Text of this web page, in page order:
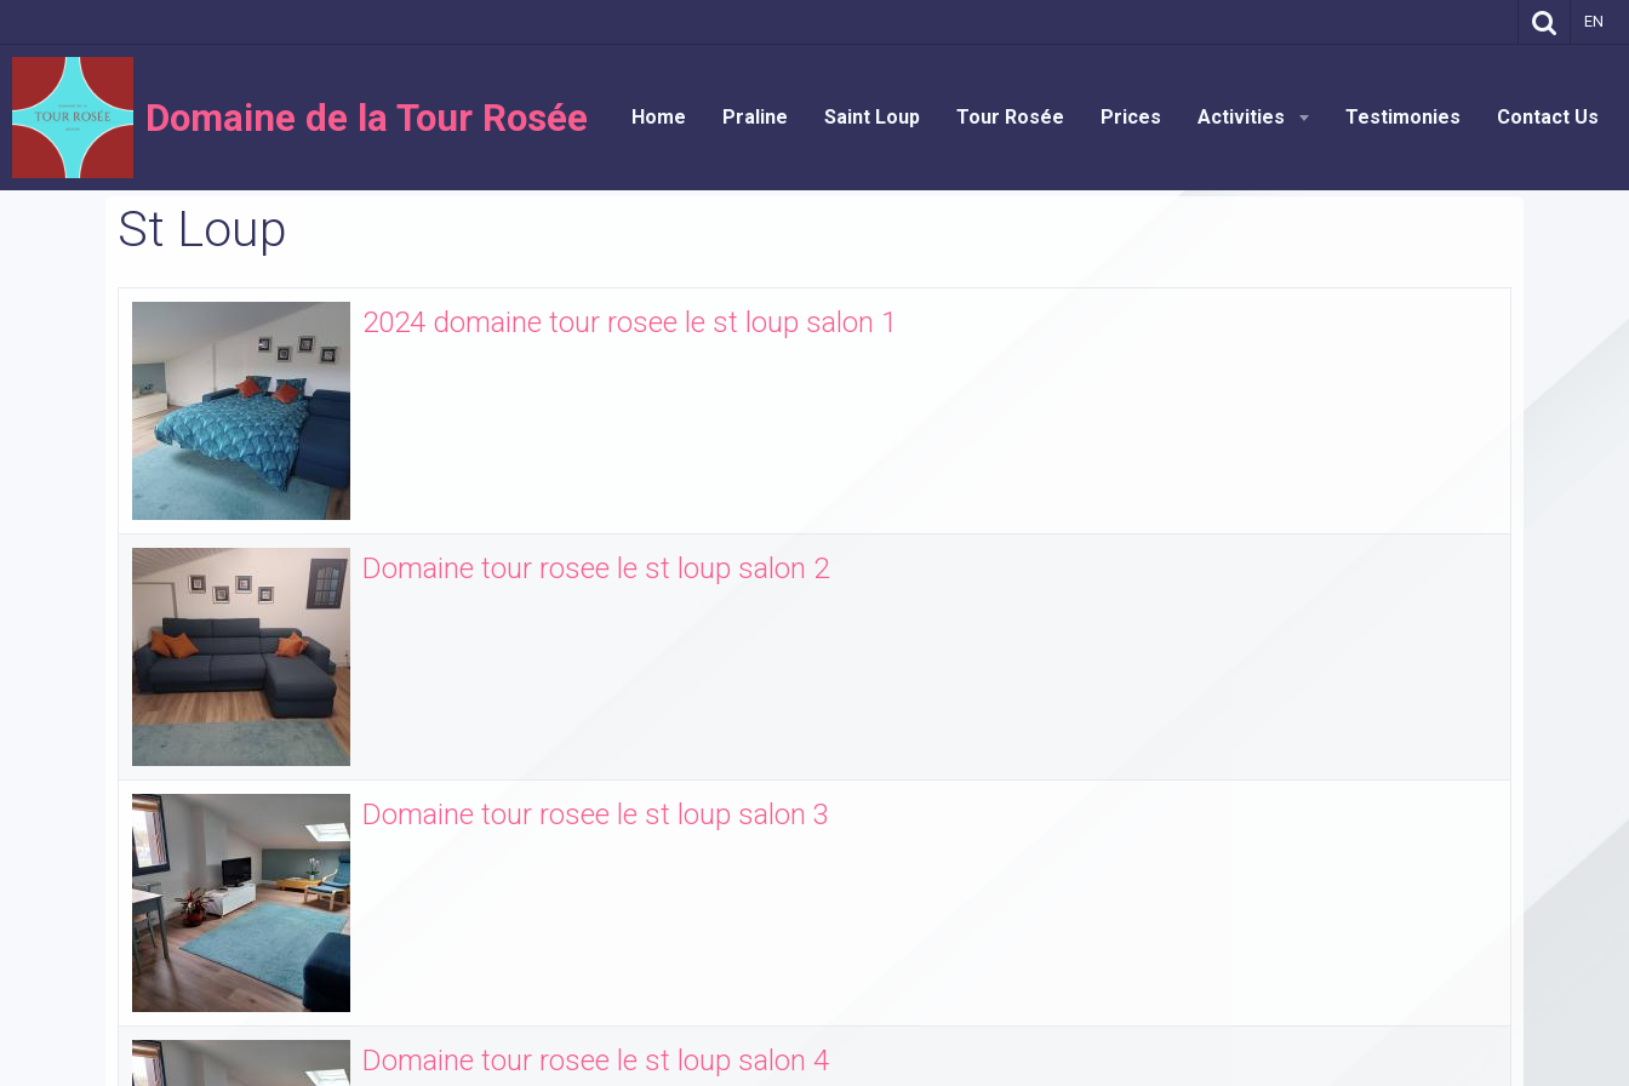
Domaine de la Tour Rosée Home Praline Saint Loup Tour Rosée Prices Activities Testimonies Contact Us
EN
St Loup
2024 domaine tour rosee le st loup salon 1
Domaine tour rosee le st loup salon 2
Domaine tour rosee le st loup salon 3
Domaine tour rosee le st loup salon 4